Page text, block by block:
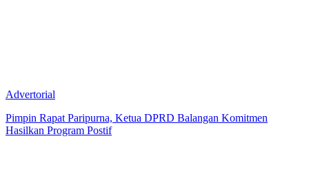
Advertorial
Pimpin Rapat Paripurna, Ketua DPRD Balangan Komitmen
Hasilkan Program Postif